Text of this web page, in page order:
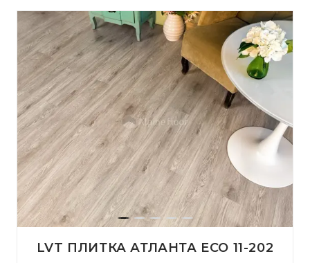
LVT ПЛИТКА АТЛАНТА ECO 11-202